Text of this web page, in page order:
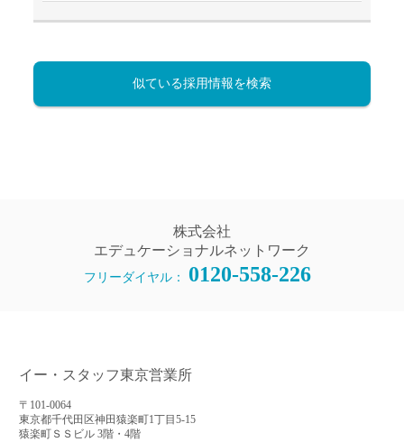
似ている採用情報を検索
株式会社
エデュケーショナルネットワーク
フリーダイヤル： 0120-558-226
イー・スタッフ東京営業所
〒101-0064
東京都千代田区神田猿楽町1丁目5-15
猿楽町ＳＳビル 3階・4階